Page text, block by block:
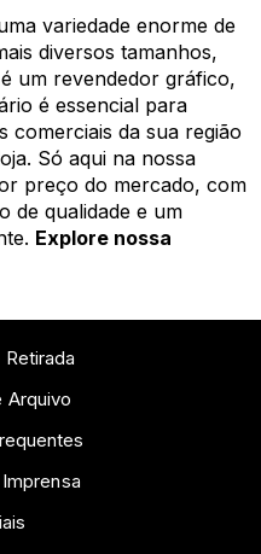
variedade enorme de
diversos tamanhos,
um revendedor gráfico,
é essencial para
comerciais da sua região
Só aqui na nossa
preço do mercado, com
de qualidade e um
Explore nossa
Arquivo